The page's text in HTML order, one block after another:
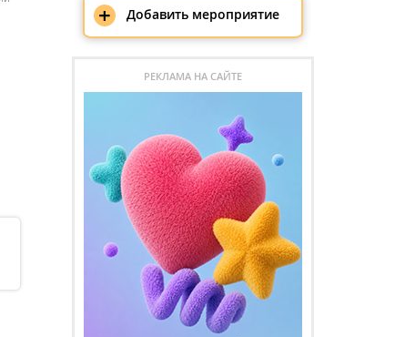
+ Добавить мероприятие
РЕКЛАМА НА САЙТЕ